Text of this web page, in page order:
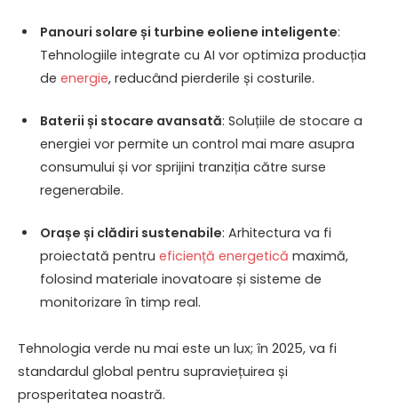
Panouri solare și turbine eoliene inteligente:
Tehnologiile integrate cu AI vor optimiza producția
de energie, reducând pierderile și costurile.
Baterii și stocare avansată: Soluțiile de stocare a
energiei vor permite un control mai mare asupra
consumului și vor sprijini tranziția către surse
regenerabile.
Orașe și clădiri sustenabile: Arhitectura va fi
proiectată pentru eficiență energetică maximă,
folosind materiale inovatoare și sisteme de
monitorizare în timp real.
Tehnologia verde nu mai este un lux; în 2025, va fi
standardul global pentru supraviețuirea și
prosperitatea noastră.